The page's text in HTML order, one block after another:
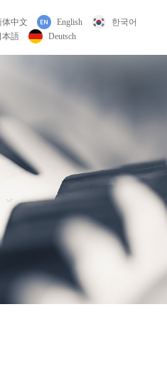
体中文 English
한국어
本語
Deutsch